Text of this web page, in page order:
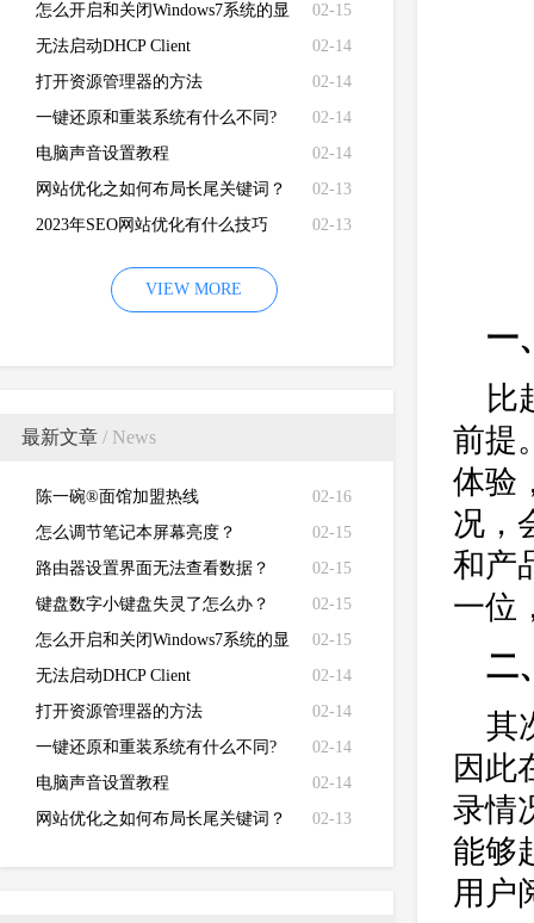
02-15
怎么开启和关闭Windows7系统的显
卡硬件加速功能
02-14
无法启动DHCP Client
02-14
打开资源管理器的方法
02-14
一键还原和重装系统有什么不同?
02-14
电脑声音设置教程
02-13
网站优化之如何布局长尾关键词？
02-13
2023年SEO网站优化有什么技巧
VIEW MORE
最新文章 / News
02-16
陈一碗®面馆加盟热线
02-15
怎么调节笔记本屏幕亮度？
02-15
路由器设置界面无法查看数据？
02-15
键盘数字小键盘失灵了怎么办？
02-15
怎么开启和关闭Windows7系统的显
卡硬件加速功能
02-14
无法启动DHCP Client
02-14
打开资源管理器的方法
02-14
一键还原和重装系统有什么不同?
02-14
电脑声音设置教程
02-13
网站优化之如何布局长尾关键词？
一
比
前提
体验
况，
和产
一位
二
其
因此
录情
能够
用户